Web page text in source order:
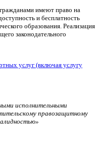
имеют право на
и бесплатность
образования. Реализация
законодательного
услуг (включая услугу
исполнительными
правозащитному